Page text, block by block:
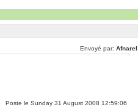
Envoyé par: Afnarel
Poste le Sunday 31 August 2008 12:59:06